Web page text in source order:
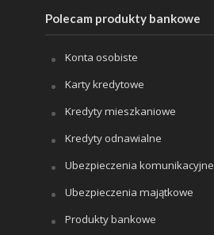
Polecam produkty bankowe
Konta osobiste
Karty kredytowe
Kredyty mieszkaniowe
Kredyty odnawialne
Ubezpieczenia komunikacyjne
Ubezpieczenia majątkowe
Produkty bankowe